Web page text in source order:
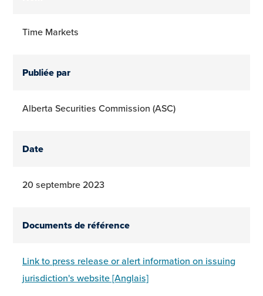
Time Markets
Publiée par
Alberta Securities Commission (ASC)
Date
20 septembre 2023
Documents de référence
Link to press release or alert information on issuing
jurisdiction's website [Anglais]